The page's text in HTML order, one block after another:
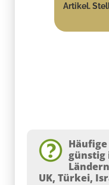
Artikel.
günstig
UK, Türkei,